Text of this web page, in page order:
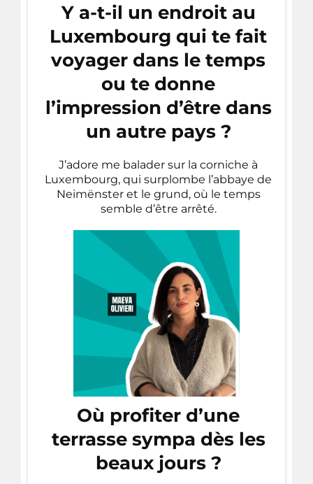
Y a-t-il un endroit au
Luxembourg qui te fait
voyager dans le temps
ou te donne
l’impression d’être dans
un autre pays ?
J’adore me balader sur la corniche à
Luxembourg, qui surplombe l’abbaye de
Neimënster et le grund, où le temps
semble d’être arrêté.
Où profiter d’une
terrasse sympa dès les
beaux jours ?